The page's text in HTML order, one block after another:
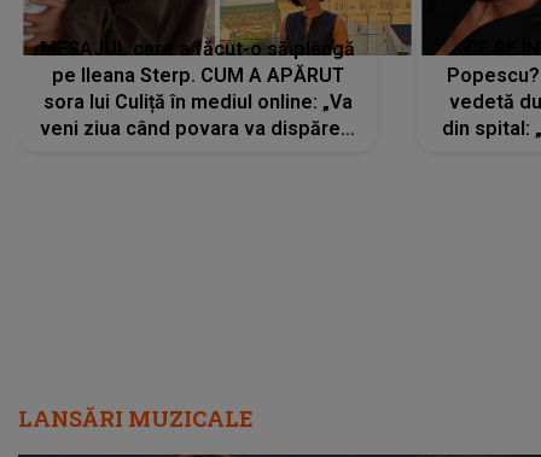
MESAJUL care a făcut-o să plângă
pe Ileana Sterp. CUM A APĂRUT
sora lui Culiță în mediul online: „Va
veni ziua când povara va dispărea,
vedetă
din spital:
LANSĂRI MUZICALE